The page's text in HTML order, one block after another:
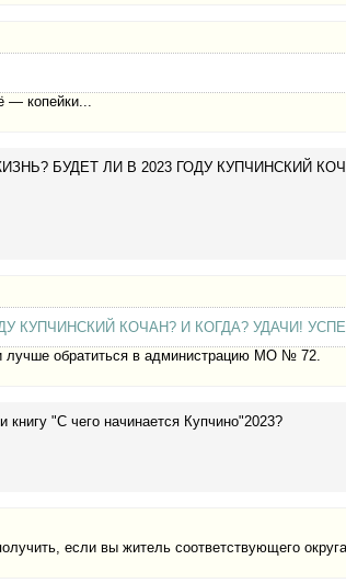
— копейки...
БУДЕТ ЛИ В 2023 ГОДУ КУПЧИНСКИЙ
КУПЧИНСКИЙ КОЧАН? И КОГДА? УДАЧИ!
лучше обратиться в администрацию МО № 72.
книгу "С чего начинается Купчино"2023?
если вы житель соответствующего